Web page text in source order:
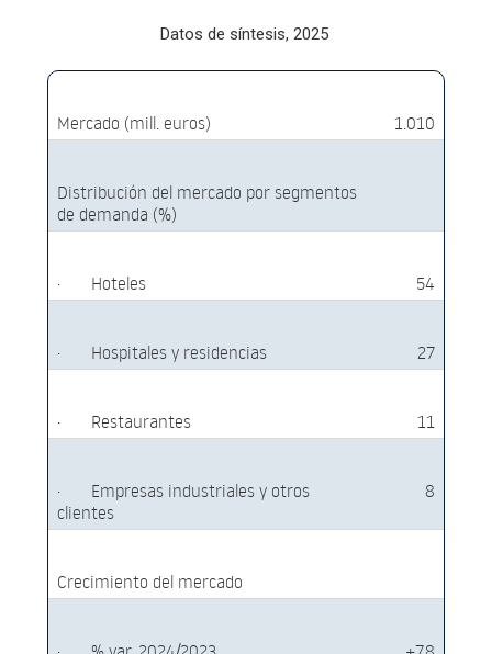
Datos de síntesis, 2025
Mercado (mill. euros) 1.010
Distribución del mercado por segmentos
de demanda (%)
· Hoteles 54
· Hospitales y residencias 27
· Restaurantes 11
· Empresas industriales y otros
clientes
8
Crecimiento del mercado